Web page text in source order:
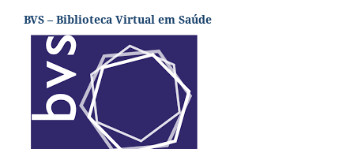
BVS – Biblioteca Virtual em Saúde